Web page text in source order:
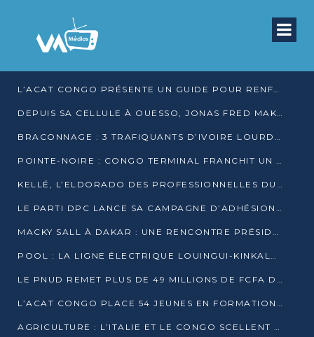
L’ACAT CONGO PRÉSENTE UN GUIDE POUR RENFORCER LES GARANTIES JUDICIAIRES EN GARDE À VUE
DEPUIS SA CELLULE À OUESSO, JONAS FRED MAKITA DÉNONCE CE QU’IL QUALIFIE DE DÉNI DE JUSTICE
BRACONNAGE : 3 TRAFIQUANTS D’IVOIRE LOURDEMENT CONDAMNÉS À DJAMBALA
POINTE-NOIRE : CONGO TERMINAL FRANCHIT UN CAP HISTORIQUE AVEC 99 MOUVEMENTS/HEURE
KELLÉ, L’ELDORADO DES PROFESSIONNELLES DU SEXE
LE PARTI DPC LANCE SA CAMPAGNE D’ADHÉSIONS ET VEUT STRUCTURER SA PRÉSENCE DANS LES 15 DÉPARTEMENTS
MACKY SALL À DAKAR : UNE RENCONTRE PRÉSIDENTIELLE QUI DIVISE L’OPINION SÉNÉGALAISE
POOL : LA LIGNE ÉLECTRIQUE LOUINGUI-KINKALA-BOKO MISE EN SERVICE
LE PNUD REMET PLUS DE 49 MILLIONS DE FCFA D’ÉQUIPEMENTS POUR ACCÉLÉRER LA NUMÉRISATION DU SYSTÈME DE SANTÉ
L’ACAT CONGO PLACE 54 JEUNES EN FORMATION PROFESSIONNELLE
AGRICULTURE : L’ITALIE ET LE CONGO SCELLENT UN PARTENARIAT POUR UNE PRODUCTION LOCALE DURABLE